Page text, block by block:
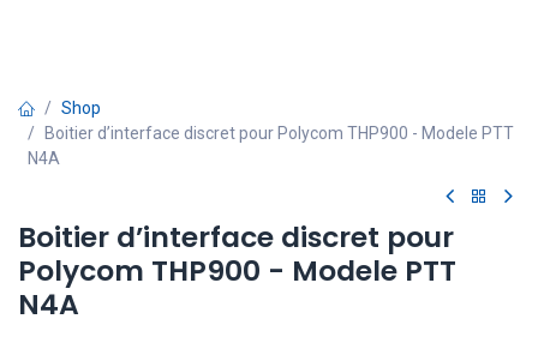
Shop
Boitier d’interface discret pour Polycom THP900 - Modele PTT
N4A
Boitier d’interface discret pour
Polycom THP900 - Modele PTT
N4A